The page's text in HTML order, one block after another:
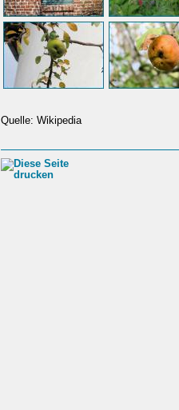
Quelle: Wikipedia